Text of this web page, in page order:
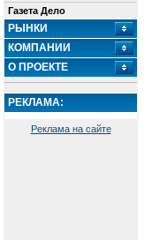
Газета Дело
РЫНКИ
КОМПАНИИ
О ПРОЕКТЕ
РЕКЛАМА:
Реклама на сайте